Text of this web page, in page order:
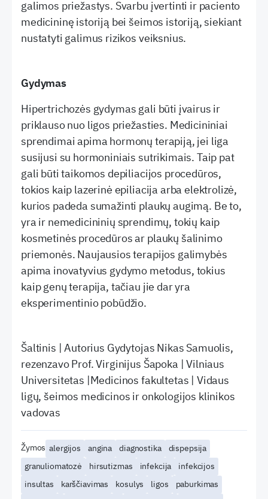
galimos priežastys. Svarbu įvertinti ir paciento
medicininę istoriją bei šeimos istoriją, siekiant
nustatyti galimus rizikos veiksnius.
Gydymas
Hipertrichozės gydymas gali būti įvairus ir
priklauso nuo ligos priežasties. Medicininiai
sprendimai apima hormonų terapiją, jei liga
susijusi su hormoniniais sutrikimais. Taip pat
gali būti taikomos depiliacijos procedūros,
tokios kaip lazerinė epiliacija arba elektrolizė,
kurios padeda sumažinti plaukų augimą. Be to,
yra ir nemedicininių sprendimų, tokių kaip
kosmetinės procedūros ar plaukų šalinimo
priemonės. Naujausios terapijos galimybės
apima inovatyvius gydymo metodus, tokius
kaip genų terapija, tačiau jie dar yra
eksperimentinio pobūdžio.
Šaltinis | Autorius Gydytojas Nikas Samuolis,
rezenzavo Prof. Virginijus Šapoka | Vilniaus
Universitetas |Medicinos fakultetas | Vidaus
ligų, šeimos medicinos ir onkologijos klinikos
vadovas
Žymos alergijos angina diagnostika
dispepsija
granuliomatozė
hirsutizmas infekcija
infekcijos
insultas
karščiavimas kosulys ligos
paburkimas